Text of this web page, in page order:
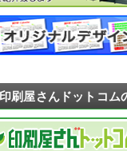
印刷屋さんドットコム